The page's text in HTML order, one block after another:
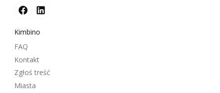
Kimbino
FAQ
Kontakt
Zgłoś treść
Miasta